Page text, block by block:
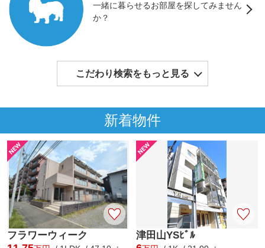
一緒に暮らせるお部屋を探してみません
か？
こだわり検索をもっと見る
新着物件
フラワーウィーク 津田山YSﾋﾞﾙ